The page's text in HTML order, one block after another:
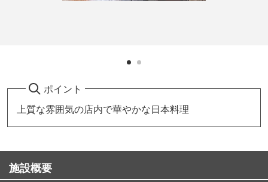
ポイント
上質な雰囲気の店内で華やかな日本料理
施設概要